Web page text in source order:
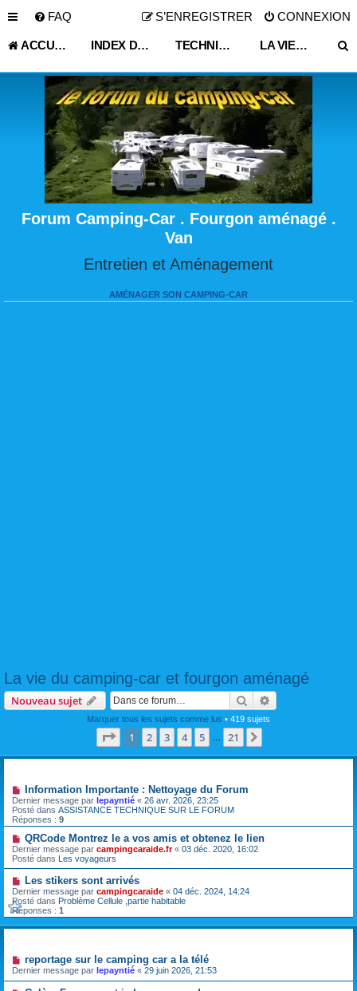
FAQ CONNEXION
S’ENREGISTRER
ACCUEIL INDEX DU FORUM TECHNIQUE VIE PRATIQUE LA VIE DU CAMPING-CAR ET FOURGON AMÉNAGÉ
Forum Camping-Car . Fourgon aménagé .
Van
Entretien et Aménagement
AMÉNAGER SON CAMPING-CAR
La vie du camping-car et fourgon aménagé
Nouveau sujet Rechercher
Marquer tous les sujets comme lus • 419 sujets
Page 1sur21
1 2 3 4 5 21
Information Importante : Nettoyage du Forum
Dernier message par lepayntié « 26 avr. 2026, 23:25
Posté dans ASSISTANCE TECHNIQUE SUR LE FORUM
Réponses : 9
QRCode Montrez le a vos amis et obtenez le lien
Dernier message par campingcaraide.fr« 03 déc. 2020, 16:02
Posté dans Les voyageurs
Les stikers sont arrivés
Dernier message par campingcaraide « 04 déc. 2024, 14:24
Posté dans Problème Cellule ,partie habitable
Réponses : 1
reportage sur le camping car a la télé
Dernier message par lepayntié « 29 juin 2026, 21:53